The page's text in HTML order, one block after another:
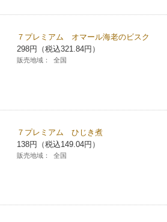
ャージ
限定）
業
力」
７プレミアム オマール海老のビスク
298円（税込321.84円）
販売地域： 全国
７プレミアム ひじき煮
138円（税込149.04円）
販売地域： 全国